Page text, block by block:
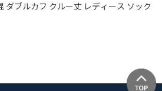
ダブルカフ クルー丈 レディース ソック